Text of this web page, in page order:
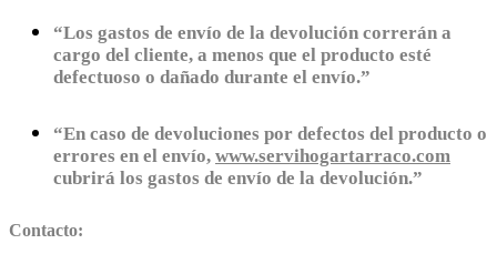
“Los gastos de envío de la devolución correrán a
cargo del cliente, a menos que el producto esté
defectuoso o dañado durante el envío.”
“En caso de devoluciones por defectos del producto o
errores en el envío, www.servihogartarraco.com
cubrirá los gastos de envío de la devolución.”
Contacto: